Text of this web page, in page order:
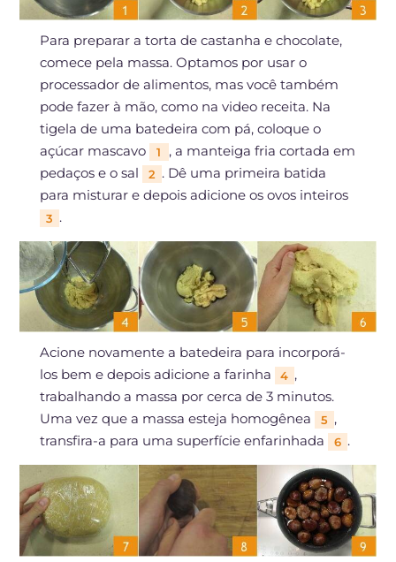
Para preparar a torta de castanha e chocolate,
comece pela massa. Optamos por usar o
processador de alimentos, mas você também
pode fazer à mão, como na video receita. Na
tigela de uma batedeira com pá, coloque o
açúcar mascavo
1
, a manteiga fria cortada em
pedaços e o sal
2 . Dê uma primeira batida
para misturar e depois adicione os ovos inteiros
3 .
Acione novamente a batedeira para incorporá-
los bem e depois adicione a farinha
4 ,
trabalhando a massa por cerca de 3 minutos.
Uma vez que a massa esteja homogênea
5 ,
transfira-a para uma superfície enfarinhada
6 .